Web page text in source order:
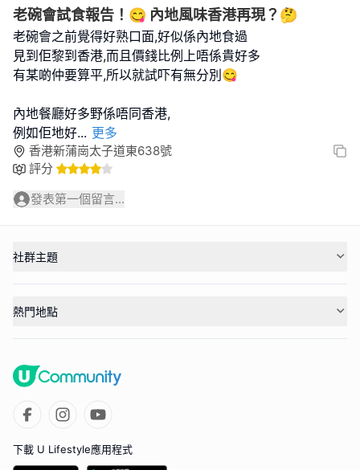
老碗會試食報告！😋 內地風味香港再現？🤔
老碗會之前覺得好熟口面,好似係內地食過
見到佢黎到香港,而且價錢比例上唔係貴好多
有某啲仲要算平,所以就試吓有無分別😋
內地餐廳好多野係唔同香港,
例如佢地好... 更多
香港新蒲崗太子道東638號
評分
發表第一個留言...
社群主題
熱門地點
下載 U Lifestyle應用程式